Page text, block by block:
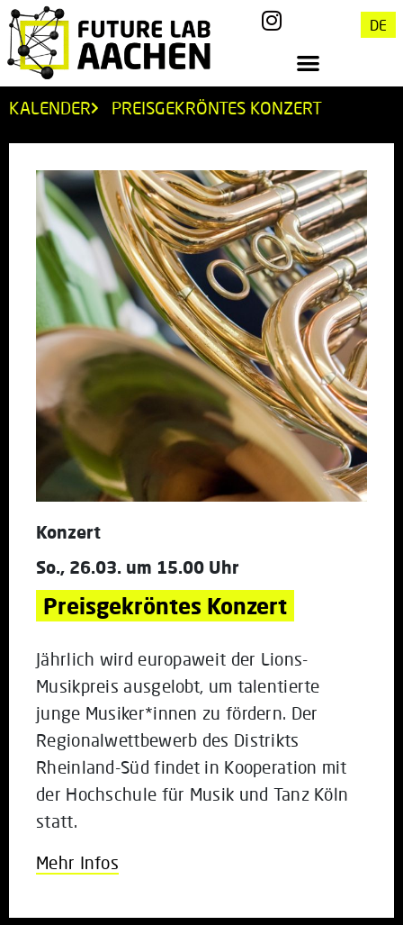
DE
KALENDER PREISGEKRÖNTES KONZERT
Konzert
So., 26.03. um 15.00 Uhr
Preisgekröntes Konzert
Jährlich wird europaweit der Lions-
Musikpreis ausgelobt, um talentierte
junge Musiker*innen zu fördern. Der
Regionalwettbewerb des Distrikts
Rheinland-Süd findet in Kooperation mit
der Hochschule für Musik und Tanz Köln
statt.
Mehr Infos